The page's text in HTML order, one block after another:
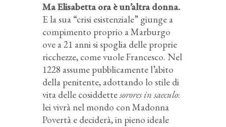
Ma Elisabetta ora è un’altra donna.
E la sua “crisi esistenziale” giunge a
compimento proprio a Marburgo
ove a 21 anni si spoglia delle proprie
ricchezze, come vuole Francesco. Nel
1228 assume pubblicamente l’abito
della penitente, adottando lo stile di
vita delle cosiddettesorores in saeculo:
lei vivrà nel mondo con Madonna
Povertà e deciderà, in pieno ideale